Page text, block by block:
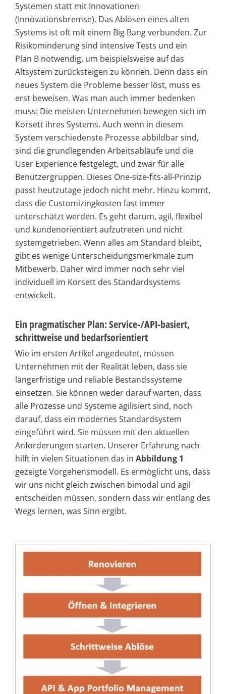
Systemen statt mit Innovationen
(Innovationsbremse). Das Ablösen eines alten
Systems ist oft mit einem Big Bang verbunden. Zur
Risikominderung sind intensive Tests und ein
Plan B notwendig, um beispielsweise auf das
Altsystem zurücksteigen zu können. Denn dass ein
neues System die Probleme besser löst, muss es
erst beweisen. Was man auch immer bedenken
muss: Die meisten Unternehmen bewegen sich im
Korsett ihres Systems. Auch wenn in diesem
System verschiedenste Prozesse abbildbar sind,
sind die grundlegenden Arbeitsabläufe und die
User Experience festgelegt, und zwar für alle
Benutzergruppen. Dieses One-size-fits-all-Prinzip
passt heutzutage jedoch nicht mehr. Hinzu kommt,
dass die Customizingkosten fast immer
unterschätzt werden. Es geht darum, agil, flexibel
und kundenorientiert aufzutreten und nicht
systemgetrieben. Wenn alles am Standard bleibt,
gibt es wenige Unterscheidungsmerkmale zum
Mitbewerb. Daher wird immer noch sehr viel
individuell im Korsett des Standardsystems
entwickelt.
Ein pragmatischer Plan: Service-/API-basiert,
schrittweise und bedarfsorientiert
Wie im ersten Artikel angedeutet, müssen
Unternehmen mit der Realität leben, dass sie
längerfristige und reliable Bestandssysteme
einsetzen. Sie können weder darauf warten, dass
alle Prozesse und Systeme agilisiert sind, noch
darauf, dass ein modernes Standardsystem
eingeführt wird. Sie müssen mit den aktuellen
Anforderungen starten. Unserer Erfahrung nach
hilft in vielen Situationen das in Abbildung 1
gezeigte Vorgehensmodell. Es ermöglicht uns, dass
wir uns nicht gleich zwischen bimodal und agil
entscheiden müssen, sondern dass wir entlang des
Wegs lernen, was Sinn ergibt.